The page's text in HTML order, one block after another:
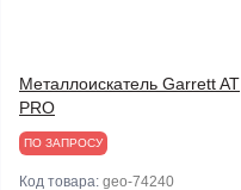
Металлоискатель Garrett AT
PRO
ПО ЗАПРОСУ
Код товара: geo-74240